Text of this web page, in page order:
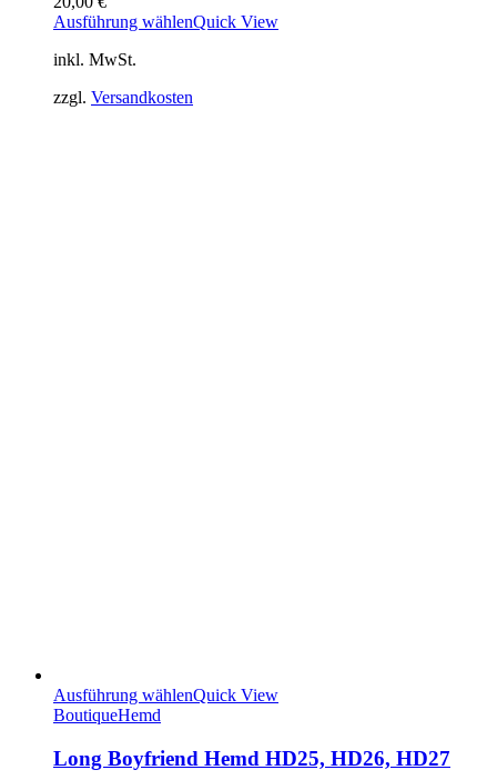
Ausführung wählenQuick View
inkl. MwSt.
zzgl. Versandkosten
Ausführung wählenQuick View
BoutiqueHemd
Long Boyfriend Hemd HD25, HD26, HD27